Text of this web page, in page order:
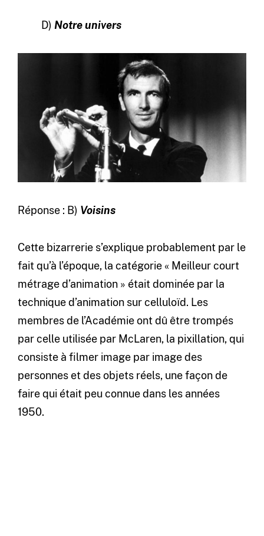
D) Notre univers
Réponse : B) Voisins
Cette bizarrerie s’explique probablement par le
fait qu’à l’époque, la catégorie « Meilleur court
métrage d’animation » était dominée par la
technique d’animation sur celluloïd. Les
membres de l’Académie ont dû être trompés
par celle utilisée par McLaren, la pixillation, qui
consiste à filmer image par image des
personnes et des objets réels, une façon de
faire qui était peu connue dans les années
1950.